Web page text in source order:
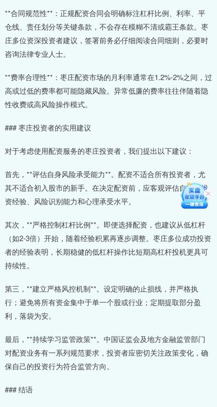
**合同规范性**：正规配资合同会明确标注杠杆比例、利率、平
仓线、责任划分等关键条款，不会存在模糊不清或霸王条款。枣
庄多位资深投资者建议，签署前务必仔细阅读合同细则，必要时
咨询法律专业人士。
**费率合理性**：枣庄配资市场的月利率通常在1.2%-2%之间，过
高或过低的费率都可能隐藏风险。异常低廉的费率往往伴随着隐
性收费或高风险操作模式。
### 枣庄投资者的实用建议
对于考虑使用配资服务的枣庄投资者，我们提出以下建议：
首先，**评估自身风险承受能力**。配资不适合所有投资者，尤
其不适合初入股市的新手。在决定配资前，应客观评估自己的投
资经验、风险识别能力和心理承受水平。
其次，**严格控制杠杆比例**。即便选择配资，也建议从低杠杆
（如2-3倍）开始，随着经验积累再逐步调整。枣庄多位成功投资
者的经验表明，长期稳健的低杠杆操作比短期高杠杆投机更具可
持续性。
第三，**建立严格风控机制**。设定明确的止损线，并严格执
行；避免将所有资金集中于单一个股或行业；定期提取部分盈
利，落袋为安。
最后，**持续学习监管政策**。中国证监会及地方金融监管部门
对配资业务有一系列规范要求，投资者应密切关注政策变化，确
保自己的投资行为符合监管方向。
### 结语